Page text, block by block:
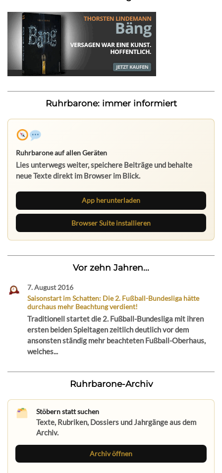
Ruhrbarone: immer informiert
Ruhrbarone auf allen Geräten
Lies unterwegs weiter, speichere Beiträge und behalte
neue Texte direkt im Browser im Blick.
App herunterladen
Browser Suite installieren
Vor zehn Jahren...
7. August 2016
Saisonstart im Schatten: Die 2. Fußball-Bundesliga hätte
durchaus mehr Beachtung verdient!
Traditionell startet die 2. Fußball-Bundesliga mit ihren
ersten beiden Spieltagen zeitlich deutlich vor dem
ansonsten ständig mehr beachteten Fußball-Oberhaus,
welches...
Ruhrbarone-Archiv
Stöbern statt suchen
Texte, Rubriken, Dossiers und Jahrgänge aus dem
Archiv.
Archiv öffnen